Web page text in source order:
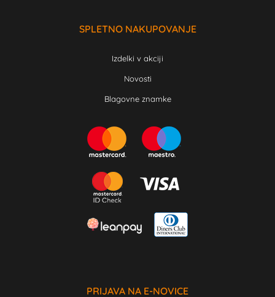
SPLETNO NAKUPOVANJE
Izdelki v akciji
Novosti
Blagovne znamke
PRIJAVA NA E-NOVICE